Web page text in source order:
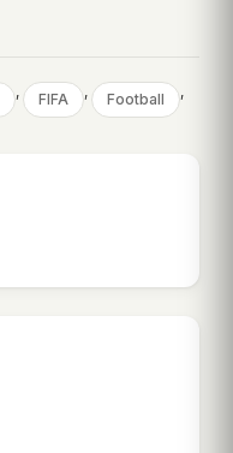
, FIFA , Football ,